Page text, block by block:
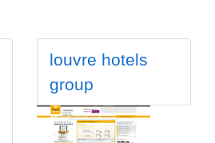
louvre hotels
group